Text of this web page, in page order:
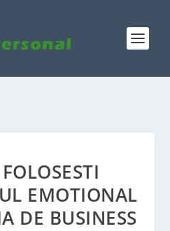
EMOTIONAL
DE BUSINESS